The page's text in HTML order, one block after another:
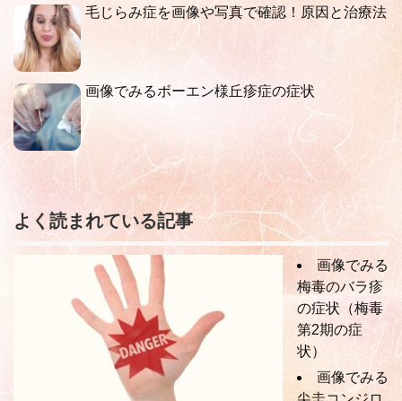
毛じらみ症を画像や写真で確認！原因と治療法
画像でみるボーエン様丘疹症の症状
よく読まれている記事
画像でみる
梅毒のバラ疹
の症状（梅毒
第2期の症
状）
画像でみる